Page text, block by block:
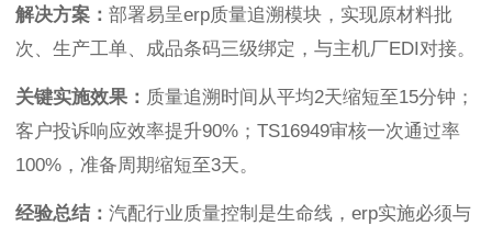
解决方案： 部署易呈erp质量追溯模块，实现原材料批
次、生产工单、成品条码三级绑定，与主机厂EDI对接。
关键实施效果： 质量追溯时间从平均2天缩短至15分钟；
客户投诉响应效率提升90%；TS16949审核一次通过率
100%，准备周期缩短至3天。
经验总结： 汽配行业质量控制是生命线，erp实施必须与